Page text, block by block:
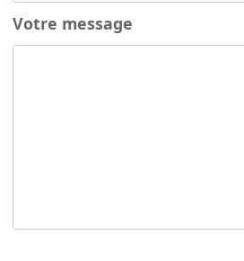
Votre message